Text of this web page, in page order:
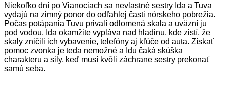
Niekoľko dní po Vianociach sa nevlastné sestry Ida a Tuva
vydajú na zimný ponor do odľahlej časti nórskeho pobrežia.
Počas potápania Tuvu privalí odlomená skala a uväzní ju
pod vodou. Ida okamžite vypláva nad hladinu, kde zistí, že
skaly zničili ich vybavenie, telefóny aj kľúče od auta. Získať
pomoc zvonka je teda nemožné a Idu čaká skúška
charakteru a sily, keď musí kvôli záchrane sestry prekonať
samú seba.